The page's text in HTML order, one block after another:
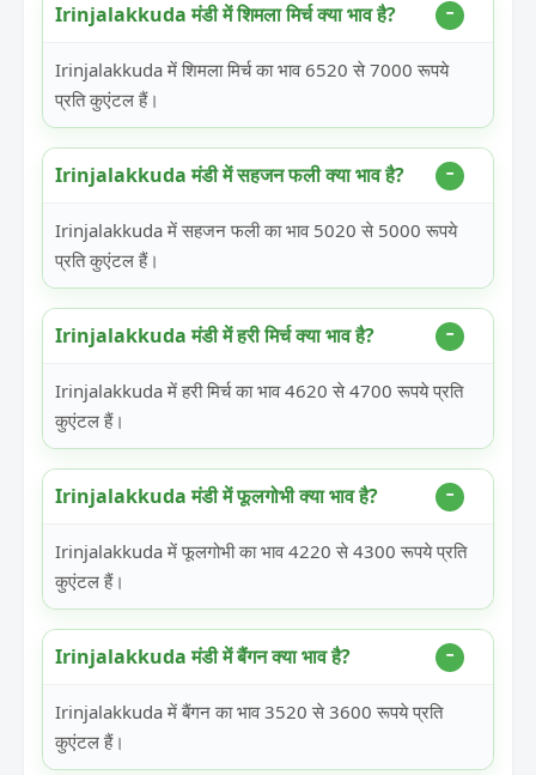
Irinjalakkuda मंडी में शिमला मिर्च क्या भाव है?
Irinjalakkuda में शिमला मिर्च का भाव 6520 से 7000 रूपये
प्रति कुएंटल हैं।
Irinjalakkuda मंडी में सहजन फली क्या भाव है?
Irinjalakkuda में सहजन फली का भाव 5020 से 5000 रूपये
प्रति कुएंटल हैं।
Irinjalakkuda मंडी में हरी मिर्च क्या भाव है?
Irinjalakkuda में हरी मिर्च का भाव 4620 से 4700 रूपये प्रति
कुएंटल हैं।
Irinjalakkuda मंडी में फूलगोभी क्या भाव है?
Irinjalakkuda में फूलगोभी का भाव 4220 से 4300 रूपये प्रति
कुएंटल हैं।
Irinjalakkuda मंडी में बैंगन क्या भाव है?
Irinjalakkuda में बैंगन का भाव 3520 से 3600 रूपये प्रति
कुएंटल हैं।